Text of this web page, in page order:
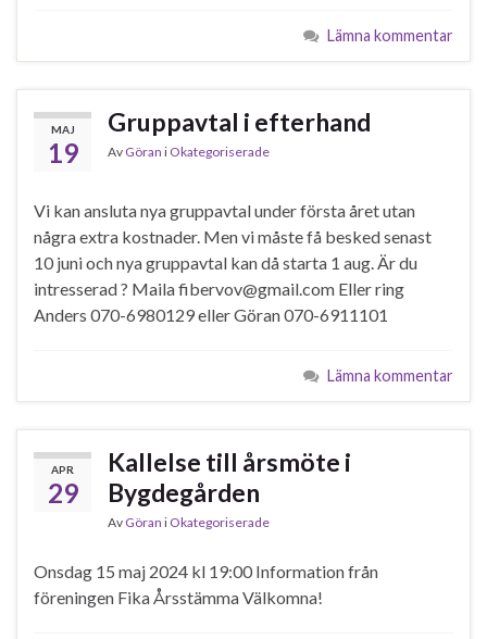
Lämna kommentar
MAJ
19
Gruppavtal i efterhand
Av Göran i Okategoriserade
Vi kan ansluta nya gruppavtal under första året utan
några extra kostnader. Men vi måste få besked senast
10 juni och nya gruppavtal kan då starta 1 aug. Är du
intresserad ? Maila fibervov@gmail.com Eller ring
Anders 070-6980129 eller Göran 070-6911101
Lämna kommentar
APR
29
Kallelse till årsmöte i
Bygdegården
Av Göran i Okategoriserade
Onsdag 15 maj 2024 kl 19:00 Information från
föreningen Fika Årsstämma Välkomna!